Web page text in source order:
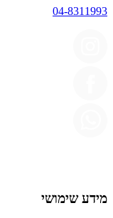
04-8311993
מידע שימושי